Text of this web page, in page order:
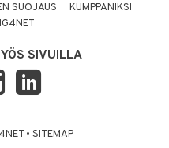
SUOJAUS
KUMPPANIKSI
SIVUILLA
• SITEMAP